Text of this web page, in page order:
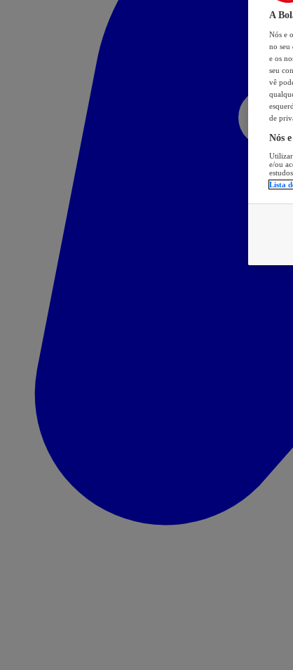
A
Nós e
no seu
e os
seu
vê
de
Nós
Utilizar
e/ou
Lista